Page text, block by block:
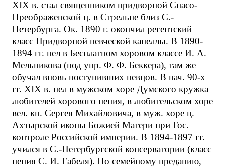
XIX в. стал священником придворной Спасо-
Преображенской ц. в Стрельне близ С.-
Петербурга. Ок. 1890 г. окончил регентский
класс Придворной певческой капеллы. В 1890-
1894 гг. пел в Бесплатном хоровом классе И. А.
Мельникова (под упр. Ф. Ф. Беккера), там же
обучал вновь поступивших певцов. В нач. 90-х
гг. XIX в. пел в мужском хоре Думского кружка
любителей хорового пения, в любительском хоре
вел. кн. Сергея Михайловича, в муж. хоре ц.
Ахтырской иконы Божией Матери при Гос.
контроле Российской империи. В 1894-1897 гг.
учился в С.-Петербургской консерватории (класс
пения С. И. Габеля). По семейному преданию,